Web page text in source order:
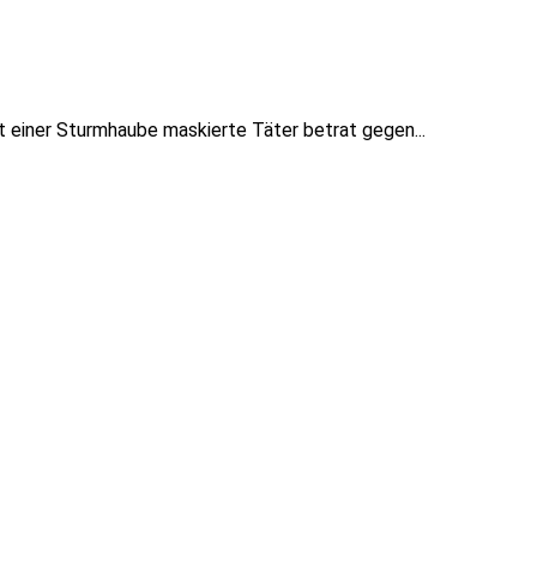
Sturmhaube maskierte Täter betrat gegen...